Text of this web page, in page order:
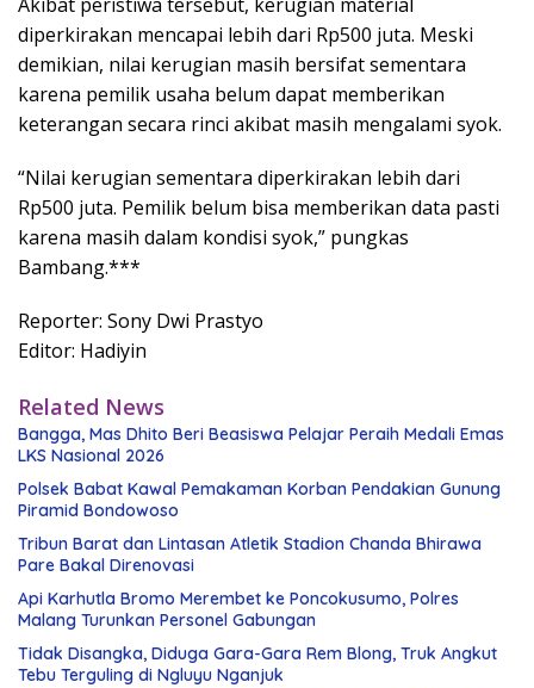
diperkirakan mencapai lebih dari Rp500 juta. Meski
demikian, nilai kerugian masih bersifat sementara
karena pemilik usaha belum dapat memberikan
keterangan secara rinci akibat masih mengalami syok.
“Nilai kerugian sementara diperkirakan lebih dari
Rp500 juta. Pemilik belum bisa memberikan data pasti
karena masih dalam kondisi syok,” pungkas
Bambang.***
Reporter: Sony Dwi Prastyo
Editor: Hadiyin
Related News
Bangga, Mas Dhito Beri Beasiswa Pelajar Peraih Medali Emas
LKS Nasional 2026
Polsek Babat Kawal Pemakaman Korban Pendakian Gunung
Piramid Bondowoso
Tribun Barat dan Lintasan Atletik Stadion Chanda Bhirawa
Pare Bakal Direnovasi
Api Karhutla Bromo Merembet ke Poncokusumo, Polres
Malang Turunkan Personel Gabungan
Tidak Disangka, Diduga Gara-Gara Rem Blong, Truk Angkut
Tebu Terguling di Ngluyu Nganjuk